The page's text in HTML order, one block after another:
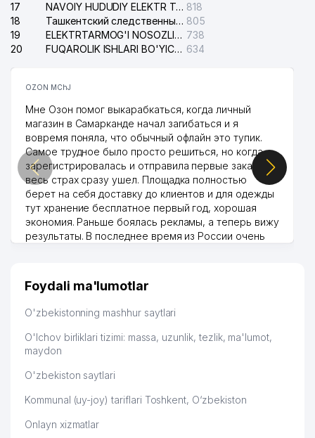
17
NAVOIY HUDUDIY ELEKTR TARMOQLARI KORXONASI AJ 818
18
Ташкентский следственный изолятор 805
19
ELEKTRTARMOG'I NOSOZLIKLARINI TO'ZATISH SERGELI XIZMATI 738
20
FUQAROLIK ISHLARI BO'YICHA UCH-TEPA TUMANI SUDI 634
OZON MChJ
Мне Озон помог выкарабкаться, когда личный
магазин в Самарканде начал загибаться и я
вовремя поняла, что обычный офлайн это тупик.
Самое трудное было просто решиться, но когда
зарегистрировалась и отправила первые заказы,
весь страх сразу ушел. Площадка полностью
берет на себя доставку до клиентов и для одежды
тут хранение бесплатное первый год, хорошая
экономия. Раньше боялась рекламы, а теперь вижу
результаты. В последнее время из России очень
дальше развиваюсь потихоньку😊
Hamida 03.08.2026 12:45:39
Foydali ma'lumotlar
O'zbekistonning mashhur saytlari
O'lchov birliklari tizimi: massa, uzunlik, tezlik, ma'lumot,
maydon
O'zbekiston saytlari
Kommunal (uy-joy) tariflari Toshkent, O‘zbekiston
Onlayn xizmatlar